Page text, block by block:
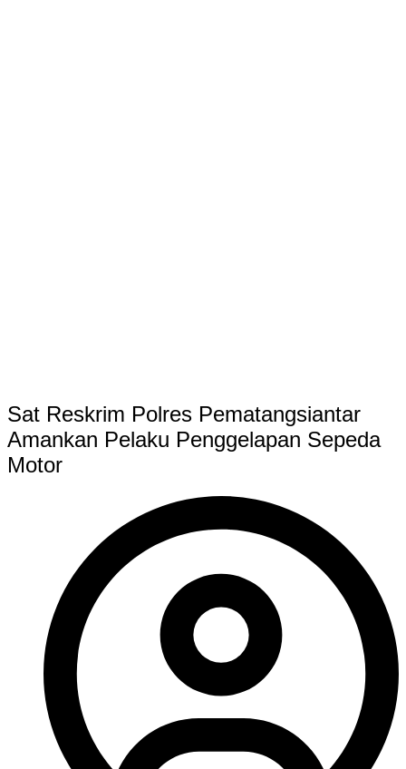
Sat Reskrim Polres Pematangsiantar
Amankan Pelaku Penggelapan Sepeda
Motor